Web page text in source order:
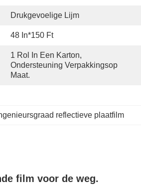
Drukgevoelige Lijm
48 In*150 Ft
1 Rol In Een Karton,
Ondersteuning Verpakkingsop
Maat.
reflectieve plaatfilm
film voor de weg.